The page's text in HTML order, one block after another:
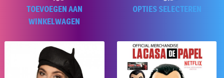
TOEVOEGEN AAN
WINKELWAGEN
OPTIES SELECTEREN